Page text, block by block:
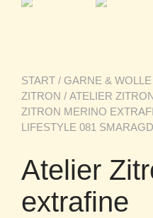
START / GARNE & WOLLE
ZITRON / ATELIER
ZITRON MERINO
LIFESTYLE 081 SMARAGD
Atelier
extrafine